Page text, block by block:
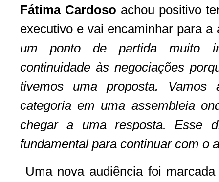
Fátima Cardoso achou positivo
executivo e vai encaminhar para
um ponto de partida muito
continuidade às negociações
tivemos uma proposta.
categoria em uma assembleia
chegar a uma resposta. Esse
fundamental para continuar com o
Uma nova audiência foi